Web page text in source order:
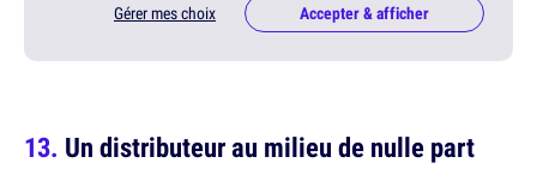
Gérer mes choix Accepter & afficher
Un distributeur au milieu de nulle part